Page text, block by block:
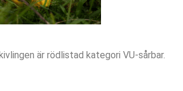
är rödlistad kategori VU-sårbar.